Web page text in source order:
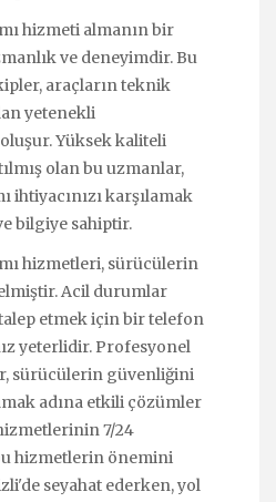
hizmeti almanın bir
ve deneyimdir. Bu
araçların teknik
yetenekli
Yüksek kaliteli
olan bu uzmanlar,
ihtiyacınızı karşılamak
bilgiye sahiptir.
hizmetleri, sürücülerin
Acil durumlar
etmek için bir telefon
yeterlidir. Profesyonel
sürücülerin güvenliğini
adına etkili çözümler
7/24
hizmetlerin önemini
seyahat ederken, yol